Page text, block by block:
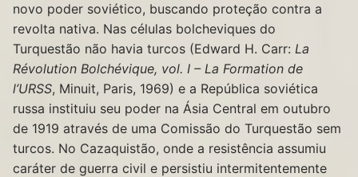
novo poder soviético, buscando proteção contra a
revolta nativa. Nas células bolcheviques do
Turquestão não havia turcos (Edward H. Carr: La
Révolution Bolchévique, vol. I – La Formation de
l’URSS, Minuit, Paris, 1969) e a República soviética
russa instituiu seu poder na Ásia Central em outubro
de 1919 através de uma Comissão do Turquestão sem
turcos. No Cazaquistão, onde a resistência assumiu
caráter de guerra civil e persistiu intermitentemente